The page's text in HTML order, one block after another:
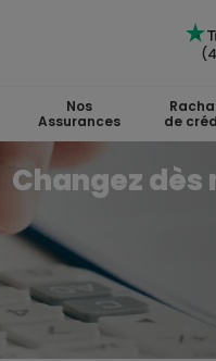
Nos
Assurances
de
Changez